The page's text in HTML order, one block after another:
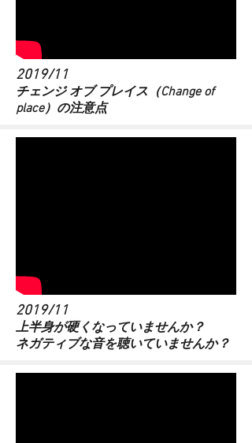
2019/11
​チェンジ オブ プレイス（Change of
place）の注意点
2019/11
​上半身が硬くなっていませんか？
ネガティブな音を聴いていませんか？